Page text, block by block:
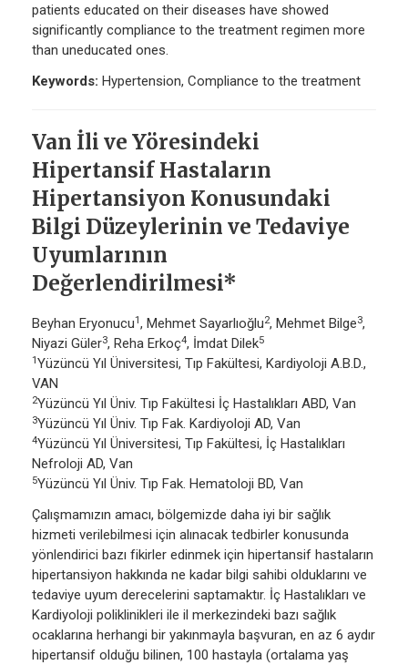
patients educated on their diseases have showed
significantly compliance to the treatment regimen more
than uneducated ones.
Keywords: Hypertension, Compliance to the treatment
Van İli ve Yöresindeki
Hipertansif Hastaların
Hipertansiyon Konusundaki
Bilgi Düzeylerinin ve Tedaviye
Uyumlarının
Değerlendirilmesi*
Beyhan Eryonucu1, Mehmet Sayarlıoğlu2, Mehmet Bilge3,
Niyazi Güler3, Reha Erkoç4, İmdat Dilek5
1Yüzüncü Yıl Üniversitesi, Tıp Fakültesi, Kardiyoloji A.B.D.,
VAN
2Yüzüncü Yıl Üniv. Tıp Fakültesi İç Hastalıkları ABD, Van
3Yüzüncü Yıl Üniv. Tıp Fak. Kardiyoloji AD, Van
4Yüzüncü Yıl Üniversitesi, Tıp Fakültesi, İç Hastalıkları
Nefroloji AD, Van
5Yüzüncü Yıl Üniv. Tıp Fak. Hematoloji BD, Van
Çalışmamızın amacı, bölgemizde daha iyi bir sağlık
hizmeti verilebilmesi için alınacak tedbirler konusunda
yönlendirici bazı fikirler edinmek için hipertansif hastaların
hipertansiyon hakkında ne kadar bilgi sahibi olduklarını ve
tedaviye uyum derecelerini saptamaktır. İç Hastalıkları ve
Kardiyoloji poliklinikleri ile il merkezindeki bazı sağlık
ocaklarına herhangi bir yakınmayla başvuran, en az 6 aydır
hipertansif olduğu bilinen, 100 hastayla (ortalama yaş